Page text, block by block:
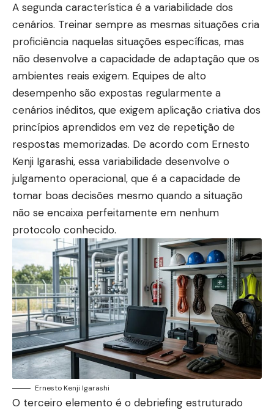
A segunda característica é a variabilidade dos
cenários. Treinar sempre as mesmas situações cria
proficiência naquelas situações específicas, mas
não desenvolve a capacidade de adaptação que os
ambientes reais exigem. Equipes de alto
desempenho são expostas regularmente a
cenários inéditos, que exigem aplicação criativa dos
princípios aprendidos em vez de repetição de
respostas memorizadas. De acordo com Ernesto
Kenji Igarashi, essa variabilidade desenvolve o
julgamento operacional, que é a capacidade de
tomar boas decisões mesmo quando a situação
não se encaixa perfeitamente em nenhum
protocolo conhecido.
Ernesto Kenji Igarashi
O terceiro elemento é o debriefing estruturado